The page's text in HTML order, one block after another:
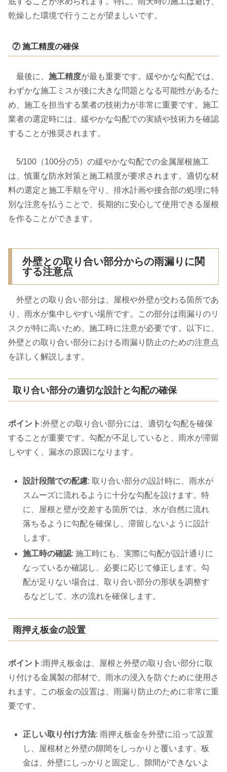
乾燥した環境で行うことが望ましいです。
⑦ 施工精度の確保
最後に、 施工精度が最も重要です。緩やかな勾配では、
わずかな施工ミスが後に大きな問題となる可能性があるた
め、施工を担当する業者の技術力が非常に重要です。施工
業者の選定時には、緩やかな勾配での実績や技術力を確認
することが推奨されます。
5/100（100分の5）の緩やかな勾配での金属屋根施工
は、慎重な防水対策と施工精度が要求されます。適切な材
料の選定と施工手順を守り、排水計画や接合部の処理に特
別な注意を払うことで、長期的に安心して使用できる屋根
を作ることができます。
外壁との取り合い部分からの雨漏りに関
する注意点
外壁との取り合い部分は、屋根や外壁が交わる箇所であ
り、雨水が集中しやすい場所です。この部分は雨漏りのリ
スクが特に高いため、施工時に注意が必要です。以下に、
外壁との取り合い部分における雨漏り防止のための注意点
を詳しく解説します。
取り合い部分の適切な設計と勾配の確保
ポイント :外壁との取り合い部分には、適切な勾配を確保
することが重要です。勾配が不足していると、雨水が滞留
しやすく、漏水の原因になります。
設計段階での配慮: 取り合い部分の設計時に、雨水が
スムーズに流れるように十分な勾配を設けます。特
に、屋根と壁が交差する箇所では、水が自然に流れ
落ちるように勾配を確保し、滞留しないように設計
します。
施工時の確認: 施工時にも、実際に勾配が設計通りに
なっているか確認し、必要に応じて修正します。勾
配が足りない場合は、取り合い部分の形状を調整す
るなどして、水の流れを確保します。
雨押え板金の設置
ポイント :雨押え板金は、屋根と外壁の取り合い部分に取
り付ける金属製の部材で、雨水の浸入を防ぐために使用さ
れます。この板金の設置は、雨漏り防止のために非常に重
要です。
正しい取り付け方法: 雨押え板金を外壁に沿って設置
し、屋根材と外壁の隙間をしっかりと覆います。板
金は、外壁にしっかりと固定し、隙間ができないよ